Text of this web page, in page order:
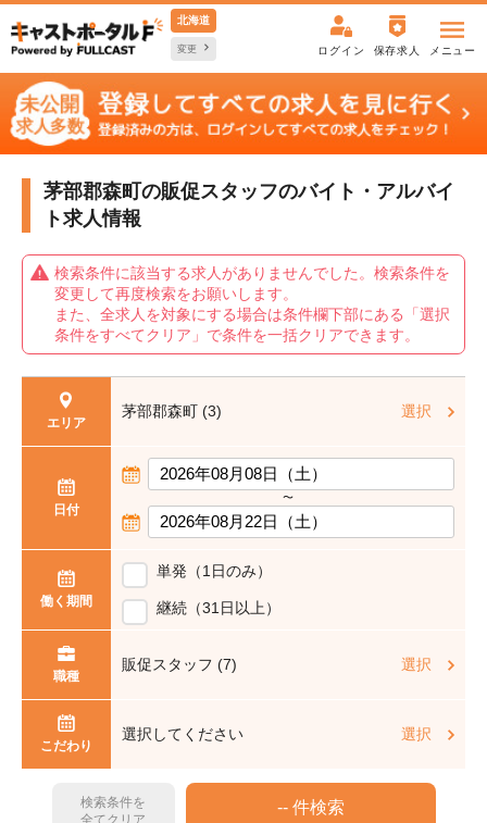
北海道
変更 ログイン 保存求人 メニュー
茅部郡森町の販促スタッフのバイト・アルバイ
ト求人情報
検索条件に該当する求人がありませんでした。検索条件を
変更して再度検索をお願いします。
また、全求人を対象にする場合は条件欄下部にある「選択
条件をすべてクリア」で条件を一括クリアできます。
エリア
茅部郡森町 (3) 選択
日付
〜
働く期間
単発（1日のみ）
継続（31日以上）
職種
販促スタッフ (7) 選択
こだわり
選択してください 選択
検索条件を